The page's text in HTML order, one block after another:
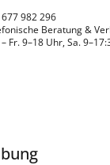
982 296
Beratung &
Fr. 9–18 Uhr, Sa.